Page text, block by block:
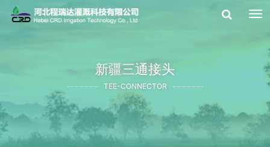
新疆三通接头
TEE-CONNECTOR